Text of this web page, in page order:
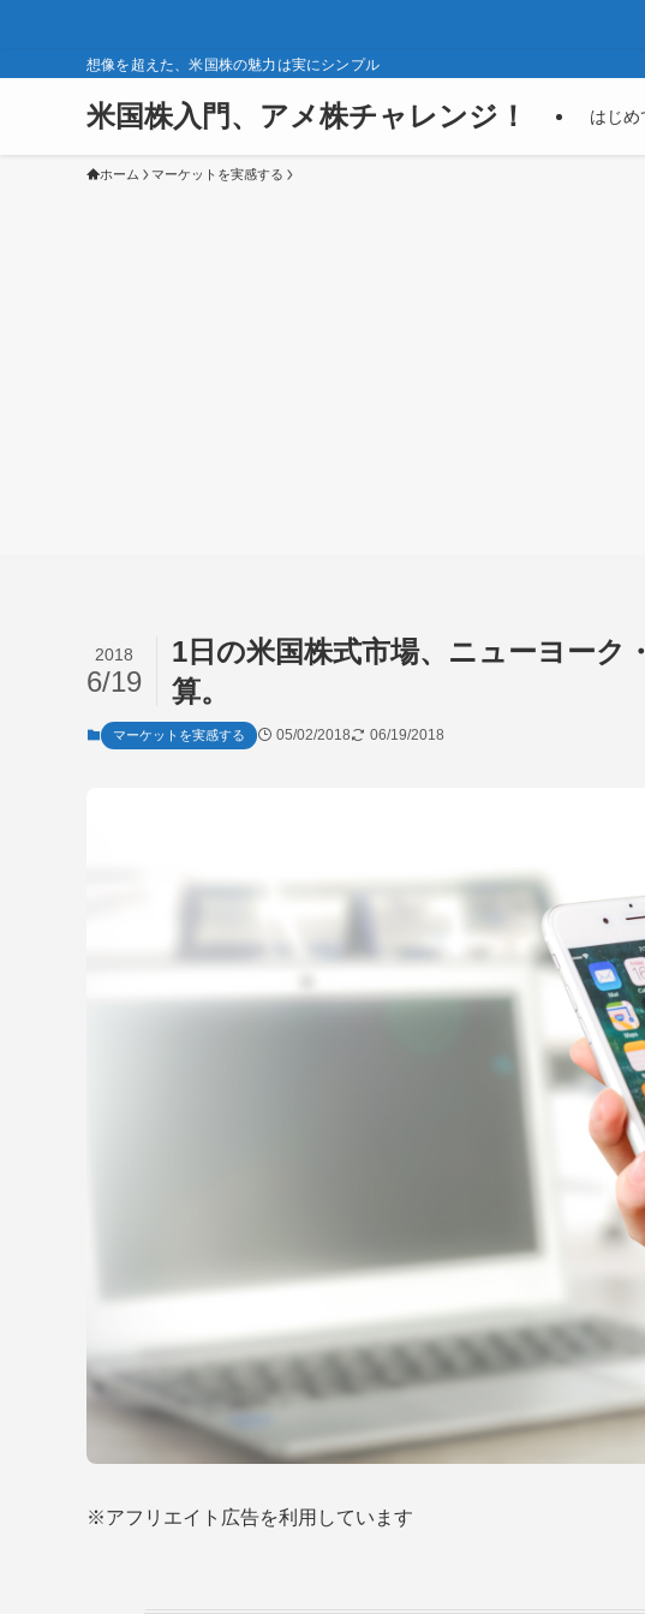
想像を超えた、米国株の魅力は実にシンプル
米国株入門、アメ株チャレンジ！ はじめ
ホーム マーケットを実感する
1日の米国株式市場、ニューヨー
算。
2018
6/19
マーケットを実感する 05/02/2018 06/19/2018
※アフリエイト広告を利用しています